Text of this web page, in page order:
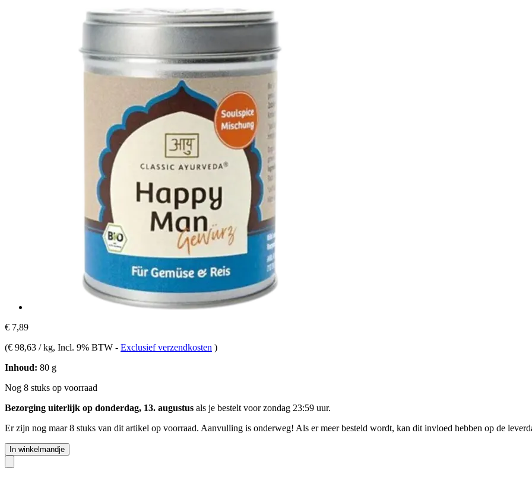
€ 7,89
(€ 98,63 / kg, Incl. 9% BTW - Exclusief verzendkosten )
Inhoud: 80 g
Nog 8 stuks op voorraad
Bezorging uiterlijk op donderdag, 13. augustus als je bestelt voorzondag 23:59 uur.
Er zijn nog maar 8 stuks van dit artikel op voorraad. Aanvulling is onderweg! Als er meer besteld wordt, kan dit invloed hebben op de
In winkelmandje